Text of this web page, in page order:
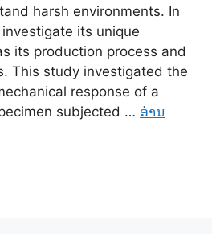
harsh environments. In
its unique
its production process and
. This study investigated the
response of a
subjected … ອ່ານ